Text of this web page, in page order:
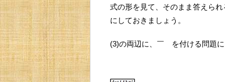
式の形を見て、そのまま答えら
にしておきましょう。
(3)の両辺に、￣ を付ける問題